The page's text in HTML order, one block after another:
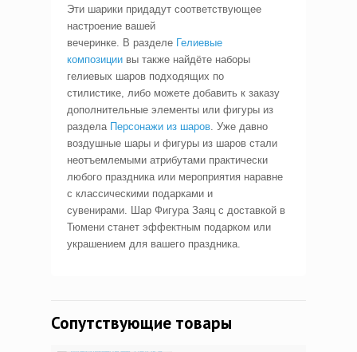
Эти шарики придадут соответствующее
настроение вашей
вечеринке. В разделе Гелиевые
композиции вы также найдёте наборы
гелиевых шаров подходящих по
стилистике, либо можете добавить к заказу
дополнительные элементы или фигуры из
раздела Персонажи из шаров. Уже давно
воздушные шары и фигуры из шаров стали
неотъемлемыми атрибутами практически
любого праздника или мероприятия наравне
с классическими подарками и
сувенирами. Шар Фигура Заяц с доставкой в
Тюмени станет эффектным подарком или
украшением для вашего праздника.
Сопутствующие товары